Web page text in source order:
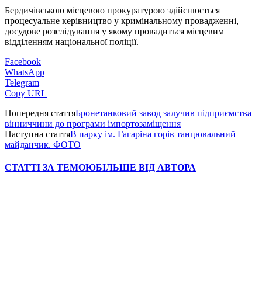
Бердичівською місцевою прокуратурою здійснюється
процесуальне керівництво у кримінальному провадженні,
досудове розслідування у якому провадиться місцевим
відділенням національної поліції.
Facebook
WhatsApp
Telegram
Copy URL
Попередня статтяБронетанковий завод залучив підприємства
вінниччини до програми імпортозаміщення
Наступна статтяВ парку ім. Гагаріна горів танцювальний
майданчик. ФОТО
СТАТТІ ЗА ТЕМОЮБІЛЬШЕ ВІД АВТОРА